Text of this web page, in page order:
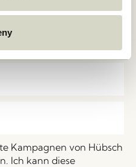
Hübsch-Newsletter an
die von Neuheiten,
Sonderangebote erfahren.
Kampagnen von Hübsch
Ich kann diese